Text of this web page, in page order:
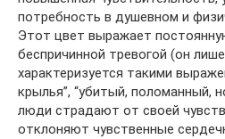
потребность в душевном и
Этот цвет выражает
беспричинной тревогой (он
характеризуется такими
крылья”, “убитый, поломанный,
люди страдают от своей
отклоняют чувственные